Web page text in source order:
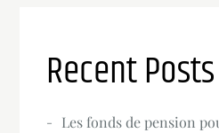
Recent Posts
Les fonds de pension